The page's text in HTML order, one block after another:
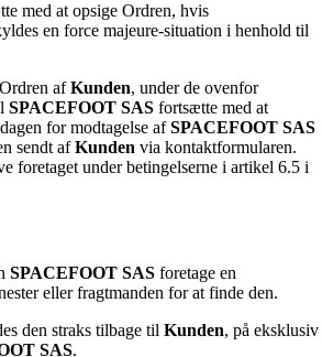
med at opsige Ordren, hvis
en force majeure-situation i henhold til
afKunden, under de ovenfor
SPACEFOOT SAS fortsætte med at
for modtagelse afSPACEFOOT SAS
sendt afKunden via kontaktformularen.
foretaget under betingelserne i artikel 6.5 i
SPACEFOOT SAS foretage en
eller fragtmanden for at finde den.
den straks tilbage til Kunden, på eksklusiv
SAS.